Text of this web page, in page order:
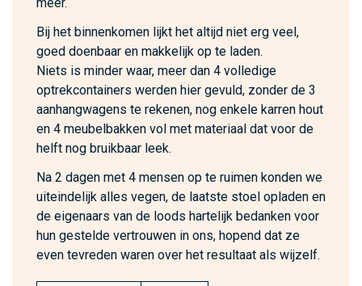
Bij het binnenkomen lijkt het altijd niet erg veel,
goed doenbaar en makkelijk op te laden.
Niets is minder waar, meer dan 4 volledige
optrekcontainers werden hier gevuld, zonder de 3
aanhangwagens te rekenen, nog enkele karren hout
en 4 meubelbakken vol met materiaal dat voor de
helft nog bruikbaar leek.
Na 2 dagen met 4 mensen op te ruimen konden we
uiteindelijk alles vegen, de laatste stoel opladen en
de eigenaars van de loods hartelijk bedanken voor
hun gestelde vertrouwen in ons, hopend dat ze
even tevreden waren over het resultaat als wijzelf.